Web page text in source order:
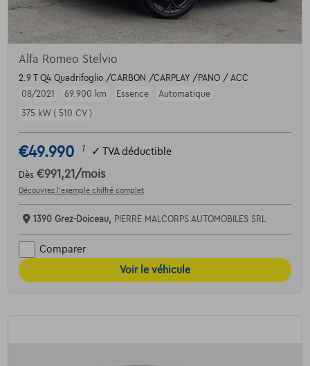
Alfa Romeo Stelvio
2.9 T Q4 Quadrifoglio /CARBON /CARPLAY /PANO / ACC
08/2021
69.900 km Essence
Automatique
375 kW ( 510 CV )
€49.990 1 ✓ TVA déductible
Dès €991,21 /mois
Découvrez l’exemple chiffré complet
1390 Grez-Doiceau, PIERRE MALCORPS AUTOMOBILES SRL
Comparer
Voir le véhicule